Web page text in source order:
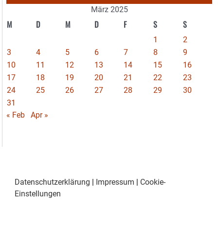
März 2025
M D M D F S S
1
2
3
4 5 6 7 8
9
10
11 12 13 14 15
16
17
18 19 20 21 22
23
24
25 26 27 28 29
30
31
« Feb
Apr »
Datenschutzerklärung | Impressum | Cookie-
Einstellungen